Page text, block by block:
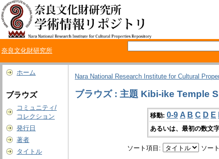
奈良文化財研究所
ホーム
ブラウズ
コミュニティ/
コレクション
発行日
著者
タイトル
Nara National Research Institute for Cultural
ブラウズ : 主題 Kibi-ike Temple
移動: 0-9 A B C D E
あるいは、最初の数文
ソート項目: ソー